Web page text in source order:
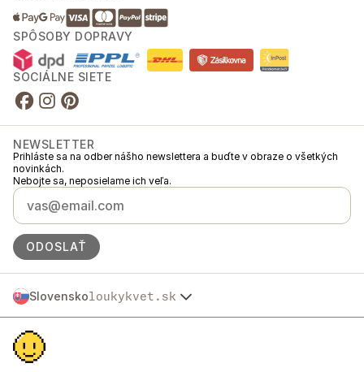
SPÔSOBY DOPRAVY
SOCIÁLNE SIETE
NEWSLETTER
Prihláste sa na odber nášho newslettera a buďte v obraze o všetkých
novinkách.
Nebojte sa, neposielame ich veľa.
ODOSLAŤ
Slovenskoloukykvet.sk
Česko
Polska
Österreich
Deutschland
Spoločnosť Loukykvět s.r.o. je zapísaná v Obchodnom registri
Mestského súdu v Prahe, oddiel C, vložka 268616.